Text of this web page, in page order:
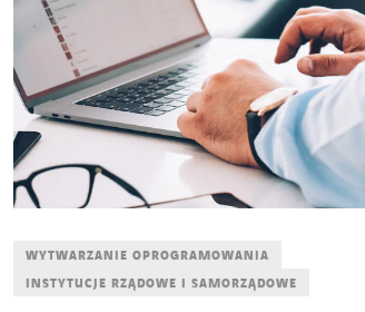
WYTWARZANIE OPROGRAMOWANIA
INSTYTUCJE RZĄDOWE I SAMORZĄDOWE